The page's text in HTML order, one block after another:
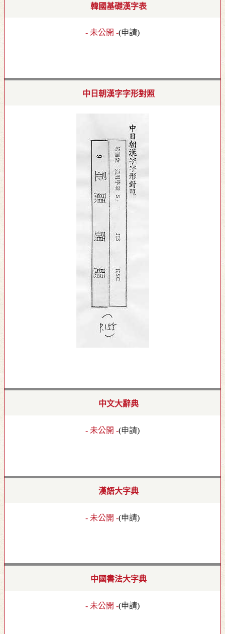
韓國基礎漢字表
- 未公開 -(申請)
中日朝漢字字形對照
中文大辭典
- 未公開 -(申請)
漢語大字典
- 未公開 -(申請)
中國書法大字典
- 未公開 -(申請)